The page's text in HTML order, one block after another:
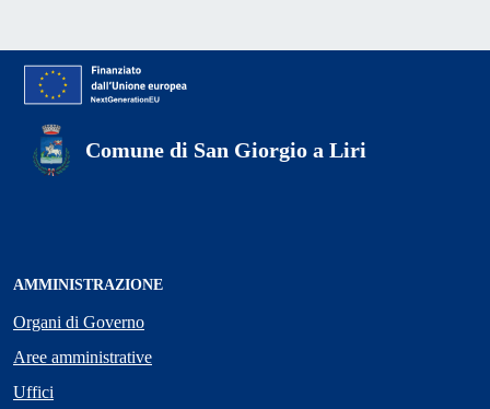
Comune di San Giorgio a Liri
AMMINISTRAZIONE
Organi di Governo
Aree amministrative
Uffici